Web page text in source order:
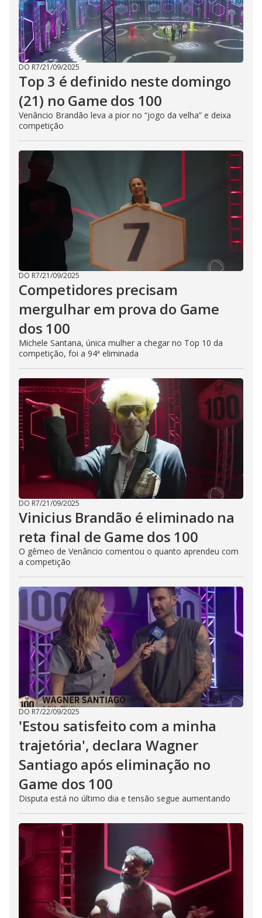
DO R7/21/09/2025
Top 3 é definido neste domingo
(21) no Game dos 100
Venâncio Brandão leva a pior no “jogo da velha” e deixa
competição
DO R7/21/09/2025
Competidores precisam
mergulhar em prova do Game
dos 100
Michele Santana, única mulher a chegar no Top 10 da
competição, foi a 94ª eliminada
DO R7/21/09/2025
Vinicius Brandão é eliminado na
reta final de Game dos 100
O gêmeo de Venâncio comentou o quanto aprendeu com
a competição
DO R7/22/09/2025
'Estou satisfeito com a minha
trajetória', declara Wagner
Santiago após eliminação no
Game dos 100
Disputa está no último dia e tensão segue aumentando